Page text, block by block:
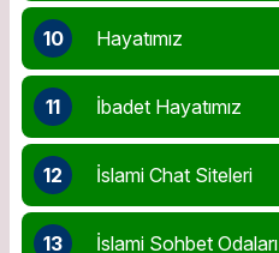
10 Hayatımız
11 İbadet Hayatımız
12 İslami Chat Siteleri
13 İslami Sohbet Odaları